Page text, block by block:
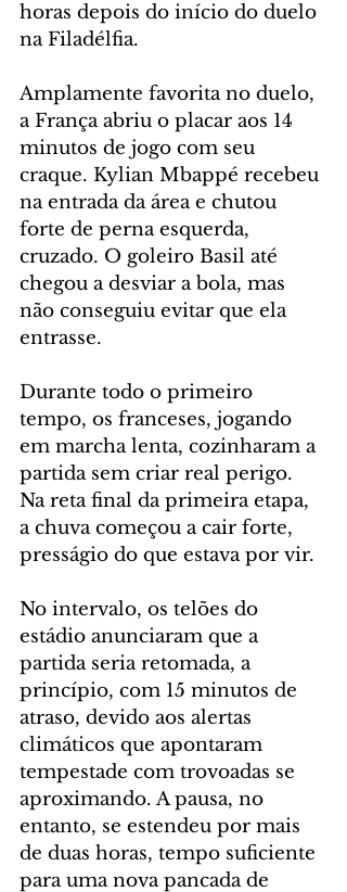
horas depois do início do duelo
na Filadélfia.
Amplamente favorita no duelo,
a França abriu o placar aos 14
minutos de jogo com seu
craque. Kylian Mbappé recebeu
na entrada da área e chutou
forte de perna esquerda,
cruzado. O goleiro Basil até
chegou a desviar a bola, mas
não conseguiu evitar que ela
entrasse.
Durante todo o primeiro
tempo, os franceses, jogando
em marcha lenta, cozinharam a
partida sem criar real perigo.
Na reta final da primeira etapa,
a chuva começou a cair forte,
presságio do que estava por vir.
No intervalo, os telões do
estádio anunciaram que a
partida seria retomada, a
princípio, com 15 minutos de
atraso, devido aos alertas
climáticos que apontaram
tempestade com trovoadas se
aproximando. A pausa, no
entanto, se estendeu por mais
de duas horas, tempo suficiente
para uma nova pancada de